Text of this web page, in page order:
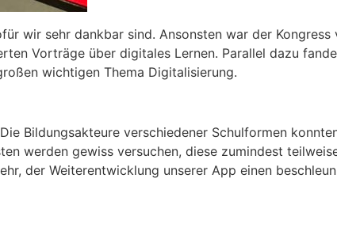
wir sehr dankbar sind. Ansonsten war der
Vorträge über digitales Lernen. Parallel dazu
wichtigen Thema Digitalisierung.
Bildungsakteure verschiedener Schulformen
werden gewiss versuchen, diese zumindest
der Weiterentwicklung unserer App einen